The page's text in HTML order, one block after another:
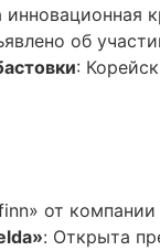
инновационная
об
:
от
: Открыта